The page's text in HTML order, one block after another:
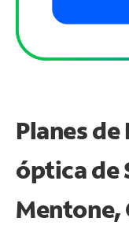
Planes
óptica de
Mentone,